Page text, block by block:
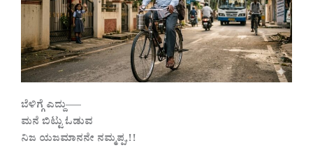
ಬೆಳಿಗ್ಗೆ ಎದ್ದು—–
ಮನೆ ಬಿಟ್ಟು ಓಡುವ
ನಿಜ ಯಜಮಾನನೇ ನಮ್ಮಪ್ಪ,!!